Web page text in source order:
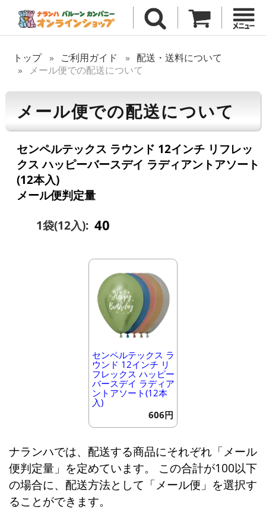
トップ ご利用ガイド
配送・送料について
メール便での配送について
メール便での配送について
センペルテックス ラウンド 12インチ リフレッ
クス ハッピーバースデイ ラディアントアソート
(12本入)
メール便判定量
1袋(12入): 40
センペルテックス ラ
ウンド 12インチ リ
フレックス ハッピー
バースデイ ラディア
ントアソート(12本
入)
606円
ナランハでは、配送する商品にそれぞれ「メール
便判定量」を定めています。 この合計が100以下
の場合に、配送方法として「メール便」を選択す
ることができます。